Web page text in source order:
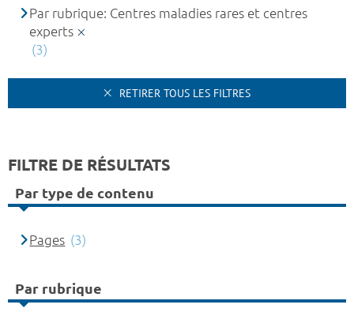
Par rubrique: Centres maladies rares et centres
experts
(3)
RETIRER TOUS LES FILTRES
FILTRE DE RÉSULTATS
Par type de contenu
Pages (3)
Par rubrique